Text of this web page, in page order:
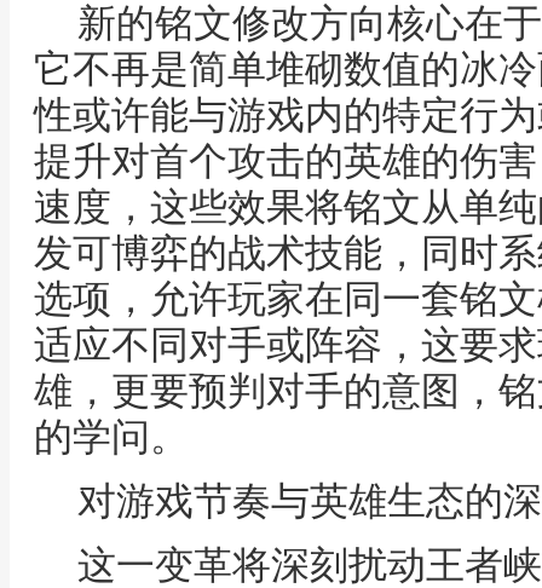
新的铭文修改方向核心在
它不再是简单堆砌数值的冰
性或许能与游戏内的特定行
提升对首个攻击的英雄的伤
速度，这些效果将铭文从单
发可博弈的战术技能，同时
选项，允许玩家在同一套铭
适应不同对手或阵容，这要
雄，更要预判对手的意图，
的学问。
对游戏节奏与英雄生态的
这一变革将深刻扰动王者